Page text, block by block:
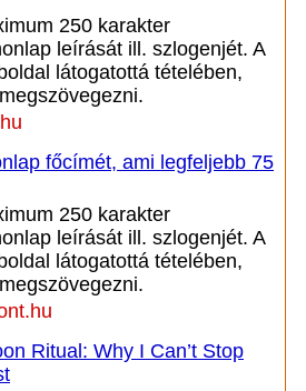
250 karakter
leírását ill. szlogenjét. A
látogatottá tételében,
főcímét, ami legfeljebb 75
250 karakter
leírását ill. szlogenjét. A
látogatottá tételében,
Ritual: Why I Can’t Stop